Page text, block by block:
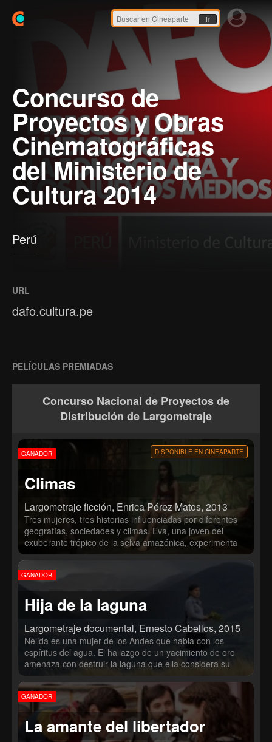
Ir
Concurso de
Proyectos y Obras
Cinematográficas
del Ministerio de
Cultura 2014
Perú
URL
dafo.cultura.pe
PELÍCULAS PREMIADAS
Concurso Nacional de Proyectos de
Distribución de Largometraje
GANADOR DISPONIBLE EN CINEAPARTE
Climas
Largometraje ficción, Enrica Pérez Matos, 2013
Tres mujeres, tres historias influenciadas por diferentes
geografías, sociedades y climas. Eva, una joven del
exuberante trópico de la selva amazónica, experimenta
un despertar sexual por medio de una relación prohibida.
terrible secreto que hace de su vida interior una tan gris y
melancólica como la ciudad que la rodea; Zoraida, una
anciana campesina residente en una aldea de los Andes,
enfrenta sus peores temores ante el regreso inesperado
de su distanciado hijo.
GANADOR
Hija de la laguna
Largometraje documental, Ernesto Cabellos, 2015
Nélida es una mujer de los Andes que habla con los
espíritus del agua. El hallazgo de un yacimiento de oro
amenaza con destruir la laguna que ella considera su
madre. Para evitarlo, Nélida se suma a la lucha de los
campesinos de la zona que temen quedarse sin agua,
enfrentándolos a la minera de oro más grande de
Sudamérica.
GANADOR
La amante del libertador